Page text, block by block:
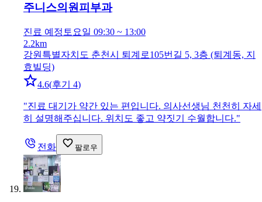
주니스의원 피부과
진료 예정 토요일 09:30 ~ 13:00
2.2km
강원특별자치도 춘천시 퇴계로105번길 5, 3층 (퇴계동, 지
효빌딩)
4.6(후기 4)
"진료 대기가 약간 있는 편입니다. 의사선생님 천천히 자세
히 설명해주십니다. 위치도 좋고 약짓기 수월합니다."
전화 팔로우